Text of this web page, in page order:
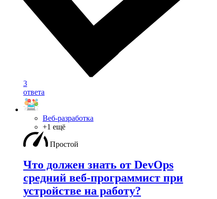
3
ответа
Веб-разработка
+1 ещё
Простой
Что должен знать от DevOps
средний веб-программист при
устройстве на работу?